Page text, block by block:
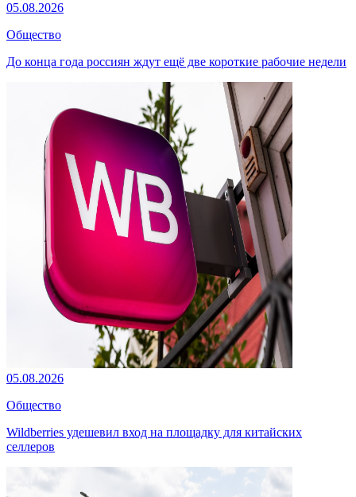
05.08.2026
Общество
До конца года россиян ждут ещё две короткие рабочие недели
05.08.2026
Общество
Wildberries удешевил вход на площадку для китайских
селлеров